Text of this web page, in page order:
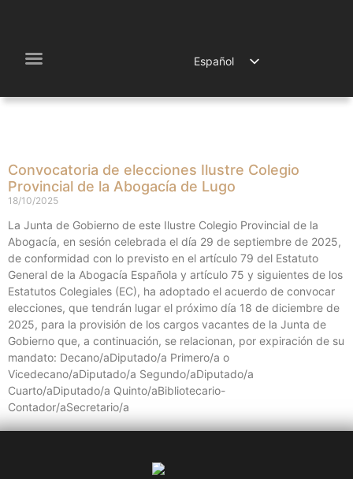
Español
Convocatoria de elecciones Ilustre Colegio
Provincial de la Abogacía de Lugo
18/10/2025
La Junta de Gobierno de este Ilustre Colegio Provincial de la
Abogacía, en sesión celebrada el día 29 de septiembre de 2025,
de conformidad con lo previsto en el artículo 79 del Estatuto
General de la Abogacía Española y artículo 75 y siguientes de los
Estatutos Colegiales (EC), ha adoptado el acuerdo de convocar
elecciones, que tendrán lugar el próximo día 18 de diciembre de
2025, para la provisión de los cargos vacantes de la Junta de
Gobierno que, a continuación, se relacionan, por expiración de su
mandato: Decano/aDiputado/a Primero/a o
Vicedecano/aDiputado/a Segundo/aDiputado/a
Cuarto/aDiputado/a Quinto/aBibliotecario-
Contador/aSecretario/a